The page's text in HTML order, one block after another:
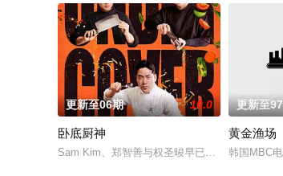
更新至06期 10.0
卧底厨神
Sam Kim、郑智善与权圣晙早已在韩国料理界闯
更新至
黄金渔场
韩国MBC